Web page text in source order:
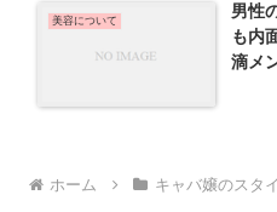
美容について
男性
も内
滴メ
ホーム キャバ嬢のスタ